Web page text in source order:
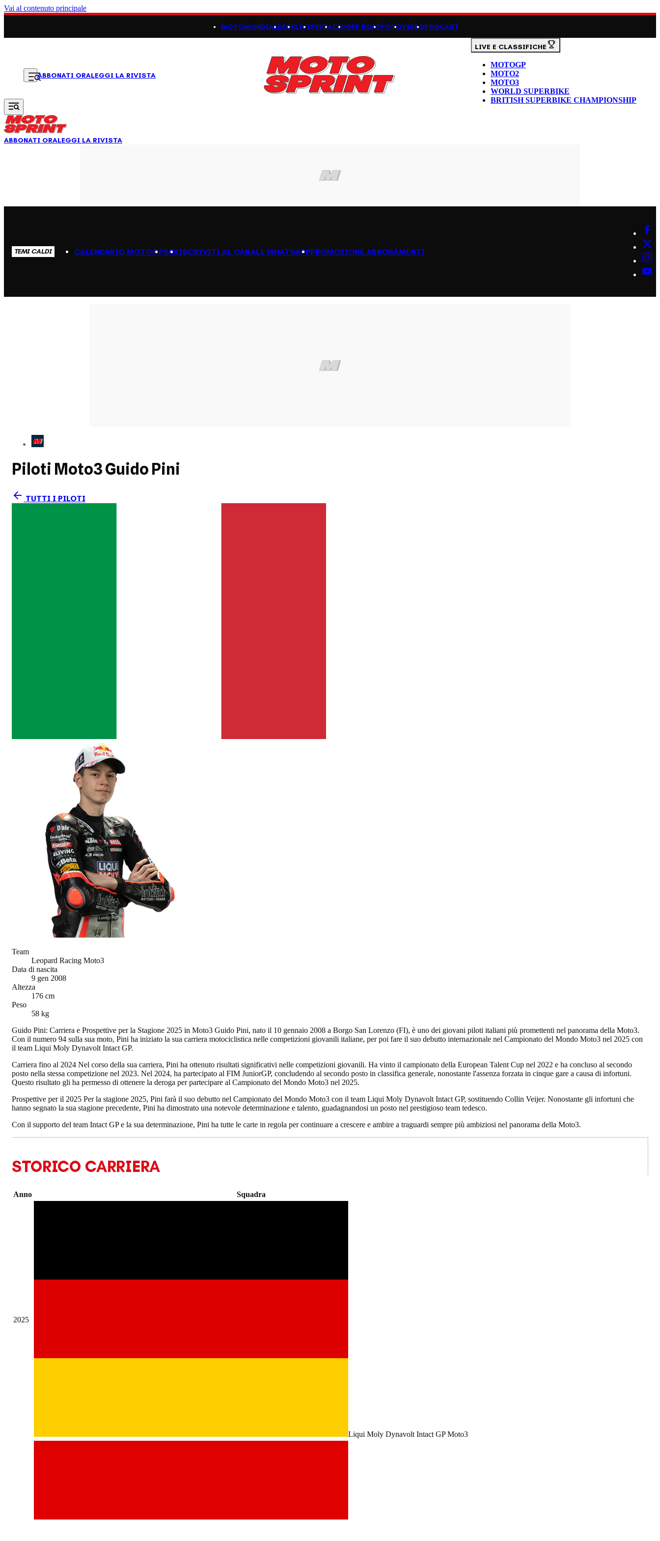
Vai al contenuto principale
MOTOMONDIALESBKLIVEPISTACIVOFF ROADFOTOVIDEOPODCAST
ABBONATI ORALEGGI LA RIVISTA
LIVE E CLASSIFICHE
MOTOGP
MOTO2
MOTO3
WORLD SUPERBIKE
BRITISH SUPERBIKE CHAMPIONSHIP
ABBONATI ORALEGGI LA RIVISTA
TEMI CALDI CALENDARIO MOTOGPSBKISCRIVITI AL CANALE WHATSAPPPROMOZIONE ABBONAMENTI
Piloti Moto3Guido Pini
TUTTI I PILOTI
Team
Leopard Racing Moto3
Data di nascita
9 gen 2008
Altezza
176 cm
Peso
58 kg
Guido Pini: Carriera e Prospettive per la Stagione 2025 in Moto3 Guido Pini, nato il 10 gennaio 2008 a Borgo San Lorenzo (FI), è uno dei giovani piloti italiani più promettenti nel panorama della Moto3.
Con il numero 94 sulla sua moto, Pini ha iniziato la sua carriera motociclistica nelle competizioni giovanili italiane, per poi fare il suo debutto internazionale nel Campionato del Mondo Moto3 nel 2025 con
il team Liqui Moly Dynavolt Intact GP.
Carriera fino al 2024 Nel corso della sua carriera, Pini ha ottenuto risultati significativi nelle competizioni giovanili. Ha vinto il campionato della European Talent Cup nel 2022 e ha concluso al secondo
posto nella stessa competizione nel 2023. Nel 2024, ha partecipato al FIM JuniorGP, concludendo al secondo posto in classifica generale, nonostante l'assenza forzata in cinque gare a causa di infortuni.
Questo risultato gli ha permesso di ottenere la deroga per partecipare al Campionato del Mondo Moto3 nel 2025.
Prospettive per il 2025 Per la stagione 2025, Pini farà il suo debutto nel Campionato del Mondo Moto3 con il team Liqui Moly Dynavolt Intact GP, sostituendo Collin Veijer. Nonostante gli infortuni che
hanno segnato la sua stagione precedente, Pini ha dimostrato una notevole determinazione e talento, guadagnandosi un posto nel prestigioso team tedesco.
Con il supporto del team Intact GP e la sua determinazione, Pini ha tutte le carte in regola per continuare a crescere e ambire a traguardi sempre più ambiziosi nel panorama della Moto3.
STORICO CARRIERA
Anno Squadra
2025
Liqui Moly Dynavolt Intact GP Moto3